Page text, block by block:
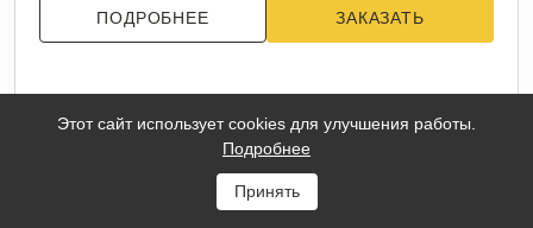
ПОДРОБНЕЕ ЗАКАЗАТЬ
Этот сайт использует cookies для улучшения работы.
Подробнее
Принять